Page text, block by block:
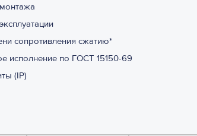
сопротивления сжатию*
исполнение по ГОСТ 15150-69
(IP)